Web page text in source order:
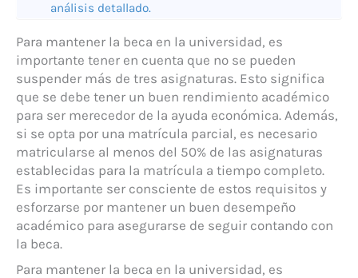
análisis detallado.
Para mantener la beca en la universidad, es
importante tener en cuenta que no se pueden
suspender más de tres asignaturas. Esto significa
que se debe tener un buen rendimiento académico
para ser merecedor de la ayuda económica. Además,
si se opta por una matrícula parcial, es necesario
matricularse al menos del 50% de las asignaturas
establecidas para la matrícula a tiempo completo.
Es importante ser consciente de estos requisitos y
esforzarse por mantener un buen desempeño
académico para asegurarse de seguir contando con
la beca.
Para mantener la beca en la universidad, es